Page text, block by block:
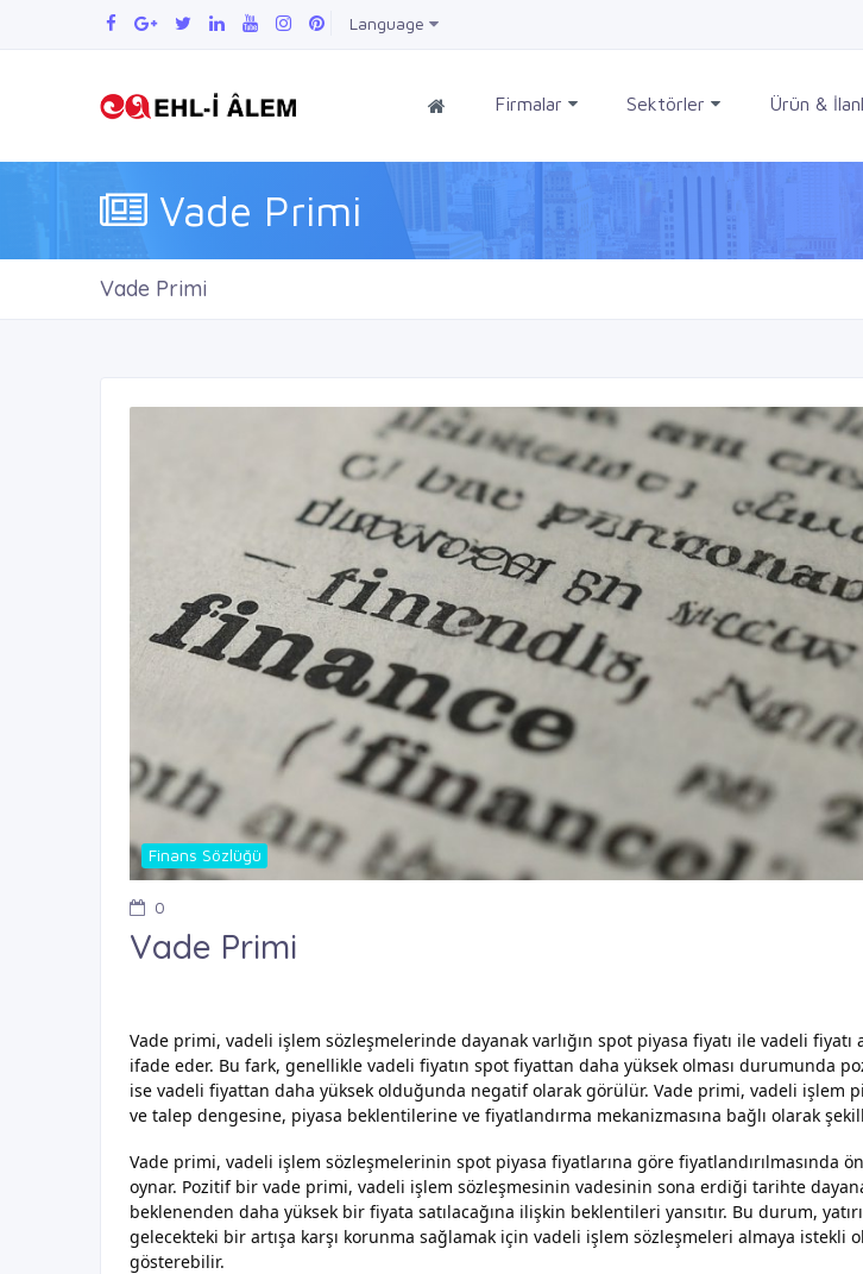
Language
Firmalar Sektörler Ürün &
Vade Primi
Vade Primi
Finans Sözlüğü
0
Vade Primi
Vade primi, vadeli işlem sözleşmelerinde dayanak varlığın spot piyasa fiyatı ile vadeli fiyatı
ifade eder. Bu fark, genellikle vadeli fiyatın spot fiyattan daha yüksek olması durumunda
ise vadeli fiyattan daha yüksek olduğunda negatif olarak görülür. Vade primi, vadeli işlem
ve talep dengesine, piyasa beklentilerine ve fiyatlandırma mekanizmasına bağlı olarak
Vade primi, vadeli işlem sözleşmelerinin spot piyasa fiyatlarına göre fiyatlandırılmasında
oynar. Pozitif bir vade primi, vadeli işlem sözleşmesinin vadesinin sona erdiği tarihte
beklenenden daha yüksek bir fiyata satılacağına ilişkin beklentileri yansıtır. Bu durum,
gelecekteki bir artışa karşı korunma sağlamak için vadeli işlem sözleşmeleri almaya istekli
gösterebilir.